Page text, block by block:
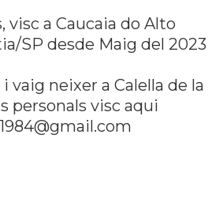
visc a Caucaia do Alto
SP desde Maig del 2023
vaig neixer a Calella de la
personals visc aqui